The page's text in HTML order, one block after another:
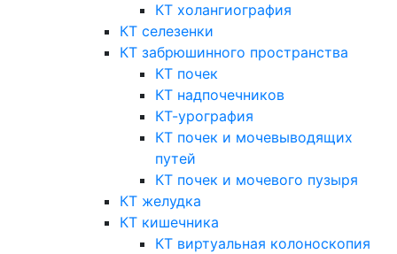
КТ холангиография
КТ селезенки
КТ забрюшинного пространства
КТ почек
КТ надпочечников
КТ-урография
КТ почек и мочевыводящих
путей
КТ почек и мочевого пузыря
КТ желудка
КТ кишечника
КТ виртуальная колоноскопия